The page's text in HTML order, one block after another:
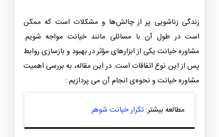
زندگی زناشویی پر از چالش‌ها و مشکلات است که ممکن
است در طول آن با مسائلی مانند خیانت مواجه شویم.
مشاوره خیانت یکی از ابزارهای مؤثر در بهبود و بازسازی روابط
پس از این نوع اتفاقات است. در این مقاله، به بررسی اهمیت
مشاوره خیانت و نحوه‌ی انجام آن می پردازیم :
مطالعه بیشتر: تکرار خیانت شوهر